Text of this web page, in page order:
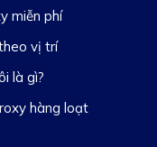
miễn phí
vị trí
là gì?
hàng loạt